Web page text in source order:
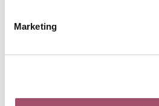
Marketing
vergleichbaren
die Verarbeitung ausschließlich auf
6 Abs. 1 lit. a DSGVO und § 25 Abs. 1
von Cookies informiert werden und
ausschließen sowie das automatische